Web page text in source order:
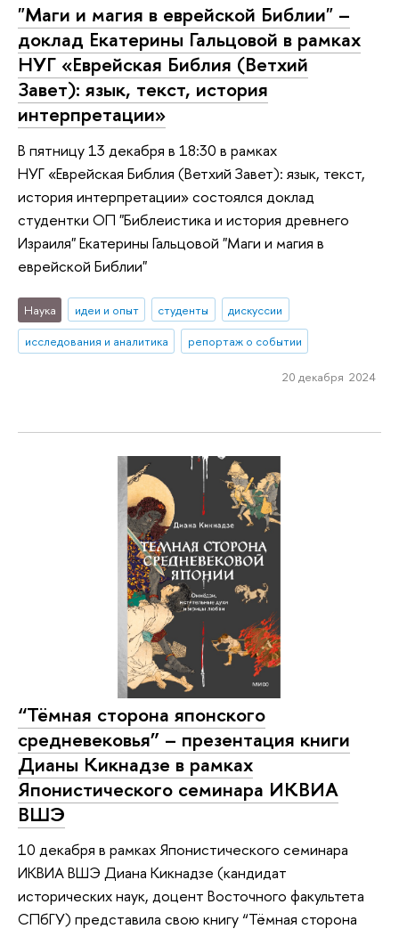
"Маги и магия в еврейской Библии" –
доклад Екатерины Гальцовой в рамках
НУГ «Еврейская Библия (Ветхий
Завет): язык, текст, история
интерпретации»
В пятницу 13 декабря в 18:30 в рамках
НУГ «Еврейская Библия (Ветхий Завет): язык, текст,
история интерпретации» состоялся доклад
студентки ОП "Библеистика и история древнего
Израиля" Екатерины Гальцовой "Маги и магия в
еврейской Библии"
Наука идеи и опыт студенты
дискуссии
исследования и аналитика
репортаж о событии
20 декабря 2024
“Тёмная сторона японского
средневековья” – презентация книги
Дианы Кикнадзе в рамках
Японистического семинара ИКВИА
ВШЭ
10 декабря в рамках Японистического семинара
ИКВИА ВШЭ Диана Кикнадзе (кандидат
исторических наук, доцент Восточного факультета
СПбГУ) представила свою книгу “Тёмная сторона